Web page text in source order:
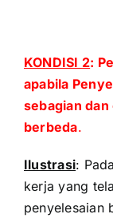
KONDISI 2:
apabila
sebagian
berbeda.
Ilustrasi:
kerja yang
penyelesaian